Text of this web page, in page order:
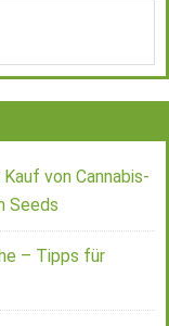
von Cannabis-
Seeds
– Tipps für